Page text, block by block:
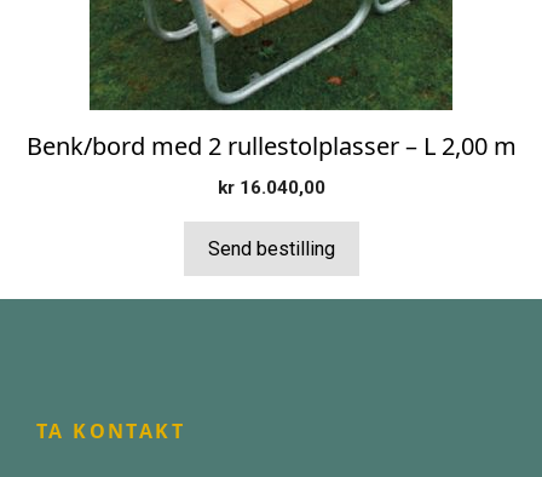
Benk/bord med 2 rullestolplasser – L 2,00 m
kr16.040,00
Send bestilling
TA KONTAKT